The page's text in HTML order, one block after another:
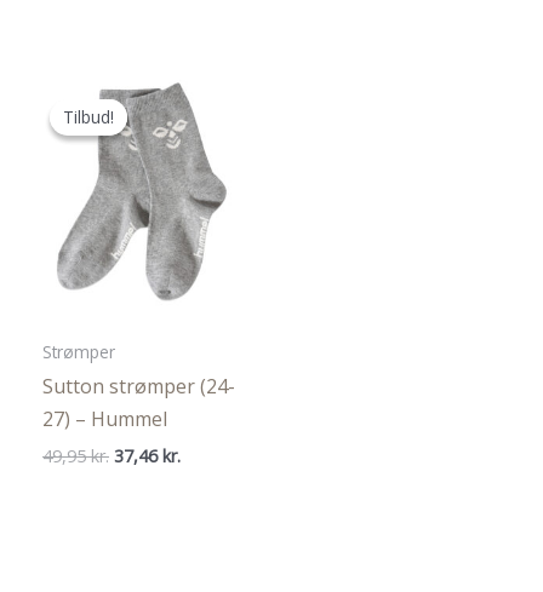
Tilbud!
Tilbud!
Strømper
Sutton strømper (24-
27) – Hummel
49,95kr. Den
37,46 kr.Den